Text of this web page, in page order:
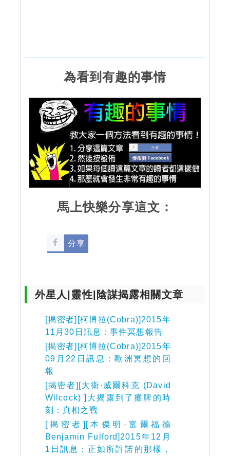
為看到有趣的事情
馬上快樂分享這文：
分享
外星人|靈性|陰謀揭露相關文章
[揭密者][柯博拉(Cobra)]2015年
11月30日訊息：事件冥想報告
[揭密者][柯博拉(Cobra)]2015年
09月22日訊息：歐洲冥想的回
報
[揭密者][大衛·威爾科克 (David
Wilcock) ]大揭露到了攤牌的時
刻：真相之戰
[揭密者][本傑明·富爾福德
Benjamin Fulford]2015年12月
1日訊息：正如所許諾的那樣，